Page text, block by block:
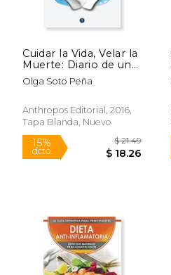
15%
dcto.
$ 18.95
$ 16.11
Cuidar la Vida, Velar la
Muerte: Diario de una
Antropóloga en una
Unidad de Cuidados
Olga Soto Peña
Anthropos Editorial, 2016,
Tapa Blanda, Nuevo